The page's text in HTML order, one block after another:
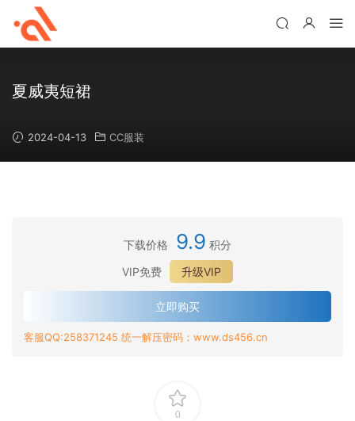
夏威夷短裙
2024-04-13 CC服装
下载价格 9.9 积分
VIP免费
升级VIP
立即购买
客服QQ:258371245 统一解压密码：www.ds456.cn
0